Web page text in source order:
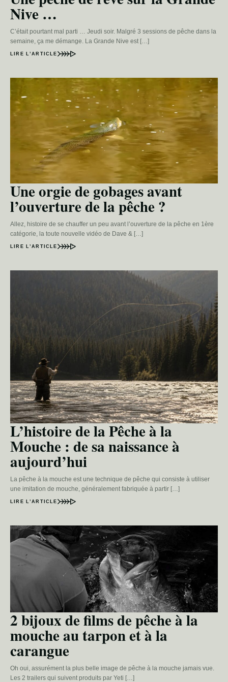
Nive …
C’était pourtant mal parti … Jeudi soir. Malgré 3 sessions de pêche dans la
semaine, ça me démange. La Grande Nive est […]
LIRE L’ARTICLE
Une orgie de gobages avant
l’ouverture de la pêche ?
Allez, histoire de se chauffer un peu avant l’ouverture de la pêche en 1ère
catégorie, la toute nouvelle vidéo de Dave & […]
LIRE L’ARTICLE
L’histoire de la Pêche à la
Mouche : de sa naissance à
aujourd’hui
La pêche à la mouche est une technique de pêche qui consiste à utiliser
une imitation de mouche, généralement fabriquée à partir […]
LIRE L’ARTICLE
2 bijoux de films de pêche à la
mouche au tarpon et à la
carangue
Oh oui, assurément la plus belle image de pêche à la mouche jamais vue.
Les 2 trailers qui suivent produits par Yeti […]